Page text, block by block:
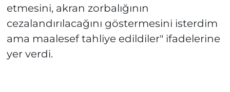
etmesini, akran zorbalığının
cezalandırılacağını göstermesini isterdim
ama maalesef tahliye edildiler" ifadelerine
yer verdi.